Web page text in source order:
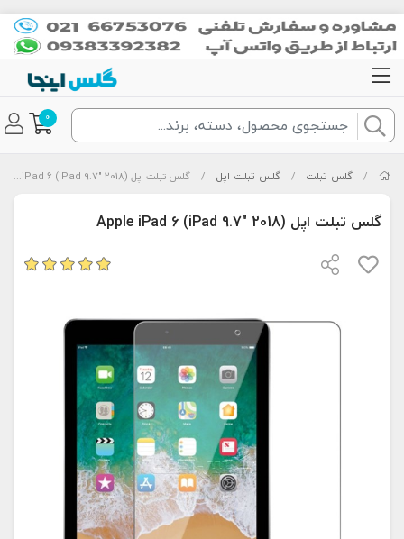
0
/ گلس تبلت / گلس تبلت اپل / گلس تبلت اپل Apple iPad 6 (iPad 9.7" 2018)
گلس تبلت اپل Apple iPad 6 (iPad 9.7" 2018)